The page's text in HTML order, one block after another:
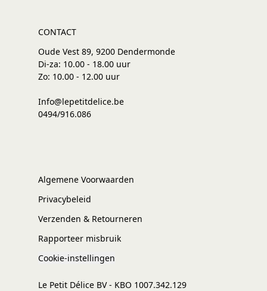
CONTACT
Oude Vest 89, 9200 Dendermonde
Di-za: 10.00 - 18.00 uur
Zo: 10.00 - 12.00 uur
Info@lepetitdelice.be
0494/916.086
Algemene Voorwaarden
Privacybeleid
Verzenden & Retourneren
Rapporteer misbruik
Cookie-instellingen
Le Petit Délice BV - KBO 1007.342.129